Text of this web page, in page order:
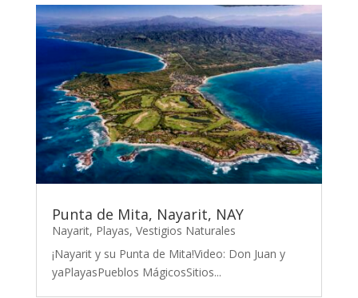
Punta de Mita, Nayarit, NAY
Nayarit, Playas, Vestigios Naturales
¡Nayarit y su Punta de Mita!Video: Don Juan y
yaPlayasPueblos MágicosSitios...